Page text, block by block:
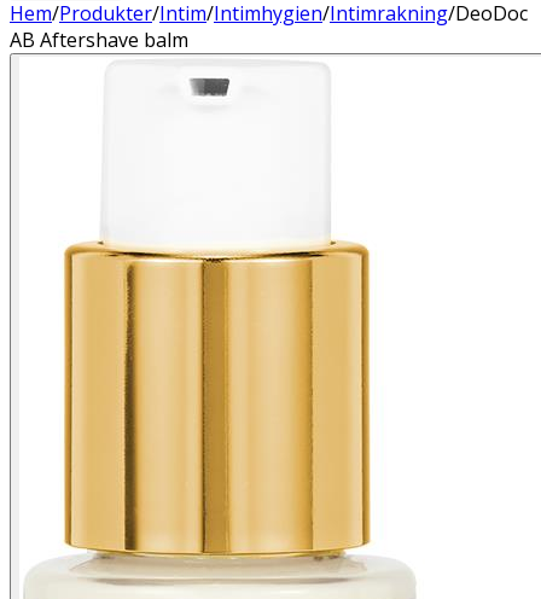
Hem/Produkter/Intim/Intimhygien/Intimrakning/DeoDoc
AB Aftershave balm